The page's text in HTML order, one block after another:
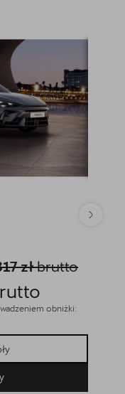
złbrutto
obniżki:
2.0 TSI